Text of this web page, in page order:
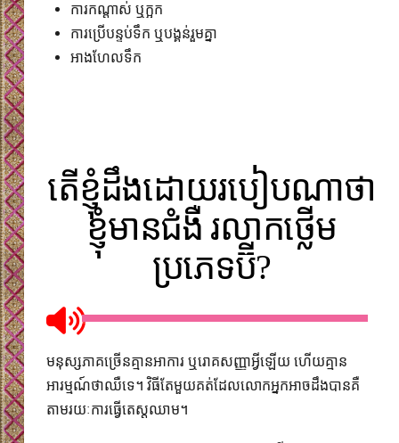
ការកណ្តាស់ ឬក្អក
ការប្រើបន្ទប់ទឹក ឬបង្គន់រួមគ្នា
អាងហែលទឹក​
តើខ្ញុំដឹងដោយរបៀបណាថា
ខ្ញុំមានជំងឺ រលាកថ្លើម
ប្រភេទប៊ី?
មនុស្សភាគច្រើនគ្មានអាការ​ ឬរោគសញ្ញាអ្វីឡើយ ហើយគ្មាន​
អារម្មណ៍ថាឈឺទេ។ វិធីតែមួយគត់​ដែលលោកអ្នក​អាចដឹងបាន​គឺ
តាមរយៈការធ្វើតេស្តឈាម។